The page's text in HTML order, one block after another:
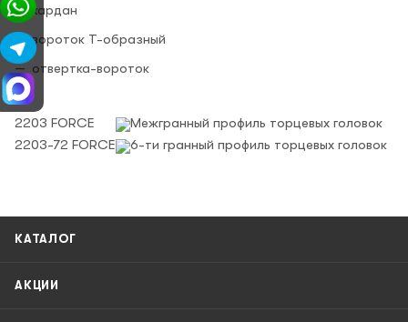
кардан
вороток Т-образный
отвертка-вороток
2203 FORCE
Межгранный профиль торцевых головок
2203-72 FORCE
6-ти гранный профиль торцевых головок
КАТАЛОГ
АКЦИИ